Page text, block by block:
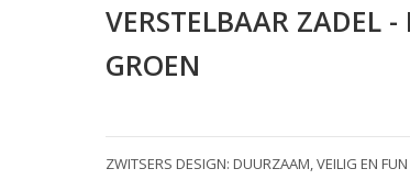
VERSTELBAAR ZADEL
GROEN
ZWITSERS DESIGN: DUURZAAM, VEILIG EN FUN